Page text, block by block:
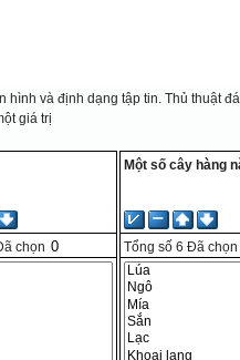
hình và định dạng tập tin.Thủ thuật
giá trị
chọn
Một số cây hàng
Tổng số 6 Đã chọn